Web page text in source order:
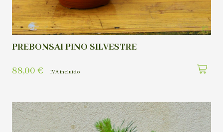
PREBONSAI PINO SILVESTRE
88,00 € IVA incluído